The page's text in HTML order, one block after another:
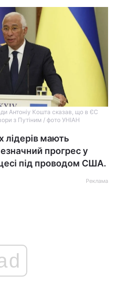
Антоніу Кошта сказав, що в ЄС
з Путіним / фото УНІАН
лідерів мають
прогрес у
під проводом США.
Реклама